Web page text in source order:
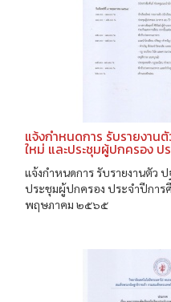
แจ้งกำหนดการ รับรายงา
ใหม่ และประชุมผู้ปกครอง ป
แจ้งกำหนดการ รับรายงานตัว
ประชุมผู้ปกครอง ประจำปีกา
พฤษภาคม ๒๕๖๕